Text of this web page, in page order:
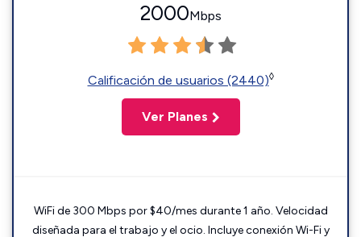
2000Mbps
Calificación de usuarios (2440)◊
Ver Planes
WiFi de 300 Mbps por $40/mes durante 1 año. Velocidad
diseñada para el trabajo y el ocio. Incluye conexión Wi-Fi y